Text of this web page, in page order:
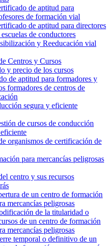
de aptitud para
de formación vial
de aptitud para directores
escuelas de conductores
y Reeducación vial
Centros y Cursos
y precio de los cursos
de aptitud para formadores y
formadores de centros de
segura y eficiente
de cursos de conducción
organismos de certificación de
para mercancías peligrosas
centro y sus recursos
de un centro de formación
mercancías peligrosas
de la titularidad o
de un centro de formación
mercancías peligrosas
temporal o definitivo de un